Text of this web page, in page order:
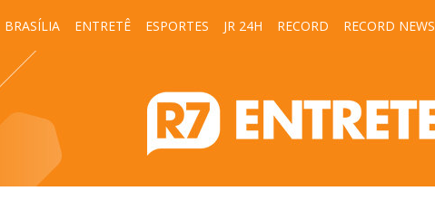
BRASÍLIA ENTRETÊ ESPORTES JR 24H RECORD RECORD NEWS